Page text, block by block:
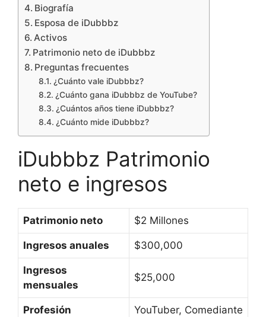
Biografía
Esposa de iDubbbz
Activos
Patrimonio neto de iDubbbz
Preguntas frecuentes
¿Cuánto vale iDubbbz?
¿Cuánto gana iDubbbz de YouTube?
¿Cuántos años tiene iDubbbz?
¿Cuánto mide iDubbbz?
iDubbbz Patrimonio
neto e ingresos
Patrimonio neto $2 Millones
Ingresos anuales $300,000
Ingresos
mensuales
$25,000
Profesión YouTuber, Comediante